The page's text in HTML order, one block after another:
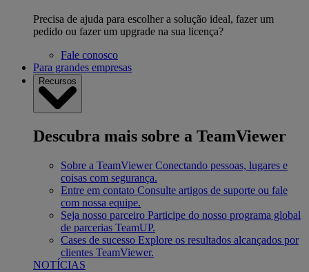
Precisa de ajuda para escolher a solução ideal, fazer um
pedido ou fazer um upgrade na sua licença?
Fale conosco
Para grandes empresas
Recursos
Descubra mais sobre a TeamViewer
Sobre a TeamViewer Conectando pessoas, lugares e
coisas com segurança.
Entre em contato Consulte artigos de suporte ou fale
com nossa equipe.
Seja nosso parceiro Participe do nosso programa global
de parcerias TeamUP.
Cases de sucesso Explore os resultados alcançados por
clientes TeamViewer.
NOTÍCIAS